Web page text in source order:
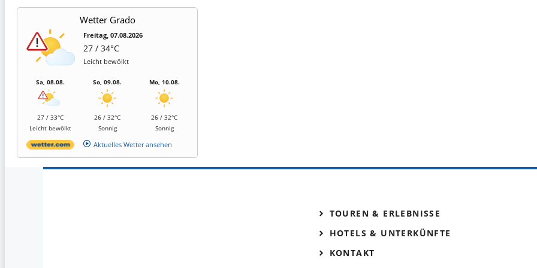
Wetter Grado
Freitag, 07.08.2026
27 / 34°C
Leicht bewölkt
Sa, 08.08.
27 / 33°C
Leicht bewölkt
So, 09.08.
26 / 32°C
Sonnig
Mo, 10.08.
26 / 32°C
Sonnig
Aktuelles Wetter ansehen
TOUREN & ERLEBNISSE
HOTELS & UNTERKÜNFTE
KONTAKT